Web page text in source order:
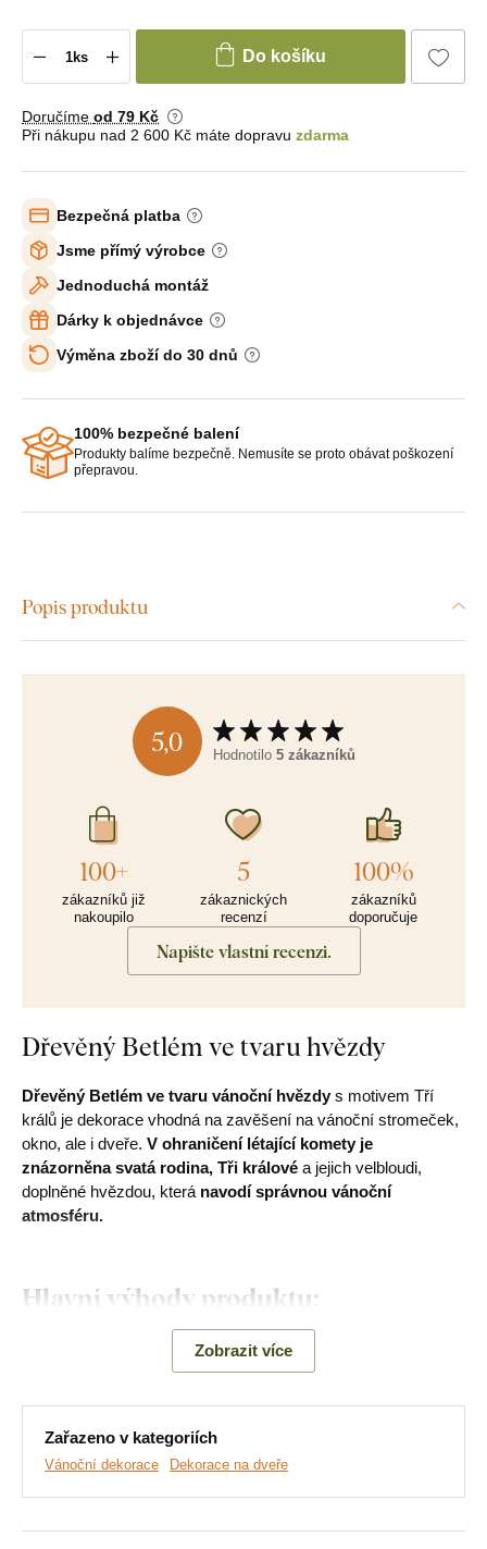
Do košíku
Doručíme od 79 Kč
Při nákupu nad 2 600 Kč máte dopravu zdarma
Bezpečná platba
Jsme přímý výrobce
Jednoduchá montáž
Dárky k objednávce
Výměna zboží do 30 dnů
100% bezpečné balení
Produkty balíme bezpečně. Nemusíte se proto obávat poškození
přepravou.
Popis produktu
5,0 Hodnotilo 5 zákazníků
100+
zákazníků již
nakoupilo
5
zákaznických
recenzí
100%
zákazníků
doporučuje
Napište vlastní recenzi.
Dřevěný Betlém ve tvaru hvězdy
Dřevěný Betlém ve tvaru vánoční hvězdy s motivem Tří
králů je dekorace vhodná na zavěšení na vánoční stromeček,
okno, ale i dveře. V ohraničení létající komety je
znázorněna svatá rodina, Tři králové a jejich velbloudi,
doplněné hvězdou, která navodí správnou vánoční
atmosféru.
Hlavní výhody produktu:
Originální design dekorace
Ekologická výroba ze dřeva
Detailní provedení Betlému
Zobrazit více
Zařazeno v kategoriích
Vánoční dekorace Dekorace na dveře